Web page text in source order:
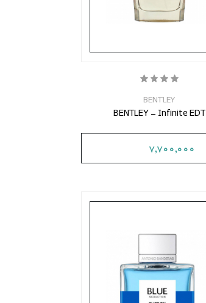
BENTLEY
BENTLEY - Infinite EDT
7,700,000